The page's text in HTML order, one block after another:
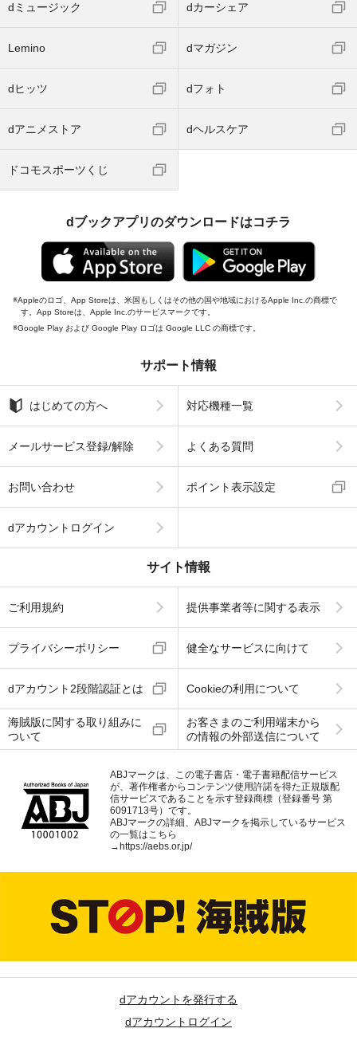
dミュージック dカーシェア
Lemino dマガジン
dヒッツ dフォト
dアニメストア dヘルスケア
ドコモスポーツくじ
dブックアプリのダウンロードはコチラ
Appleのロゴ、App Storeは、米国もしくはその他の国や地域におけるApple Inc.の商標で
す。App Storeは、Apple Inc.のサービスマークです。
Google Play および Google Play ロゴは Google LLC の商標です。
サポート情報
はじめての方へ 対応機種一覧
メールサービス登録/解除 よくある質問
お問い合わせ ポイント表示設定
dアカウントログイン
サイト情報
ご利用規約 提供事業者等に関する表示
プライバシーポリシー 健全なサービスに向けて
dアカウント2段階認証とは Cookieの利用について
海賊版に関する取り組みに
ついて
お客さまのご利用端末から
の情報の外部送信について
ABJマークは、この電子書店・電子書籍配信サービス
が、著作権者からコンテンツ使用許諾を得た正規版配
信サービスであることを示す登録商標（登録番号 第
6091713号）です。
ABJマークの詳細、ABJマークを掲示しているサービス
の一覧はこちら
→https://aebs.or.jp/
dアカウントを発行する
dアカウントログイン